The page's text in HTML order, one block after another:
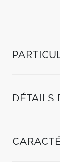
DÉTAILS